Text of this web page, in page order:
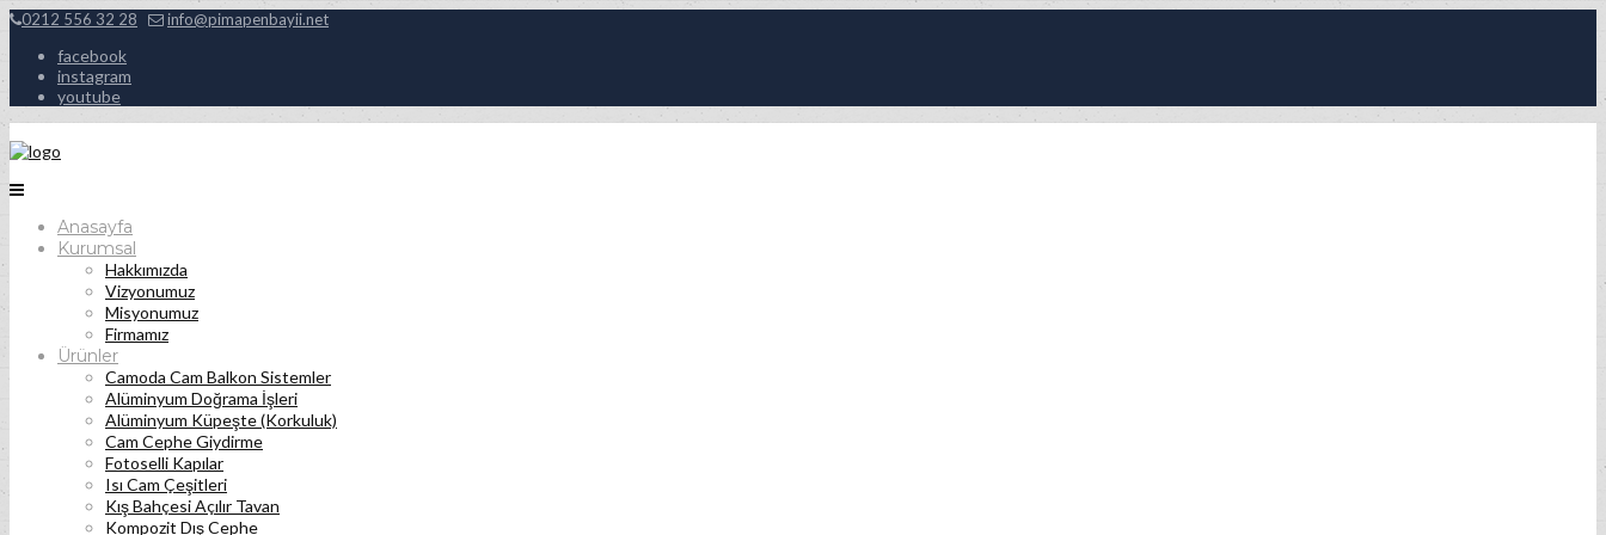
0212 556 32 28 info@pimapenbayii.net
facebook
instagram
youtube
Anasayfa
Kurumsal
Hakkımızda
Vizyonumuz
Misyonumuz
Firmamız
Ürünler
Camoda Cam Balkon Sistemler
Alüminyum Doğrama İşleri
Alüminyum Küpeşte (Korkuluk)
Cam Cephe Giydirme
Fotoselli Kapılar
Isı Cam Çeşitleri
Kış Bahçesi Açılır Tavan
Kompozit Dış Cephe